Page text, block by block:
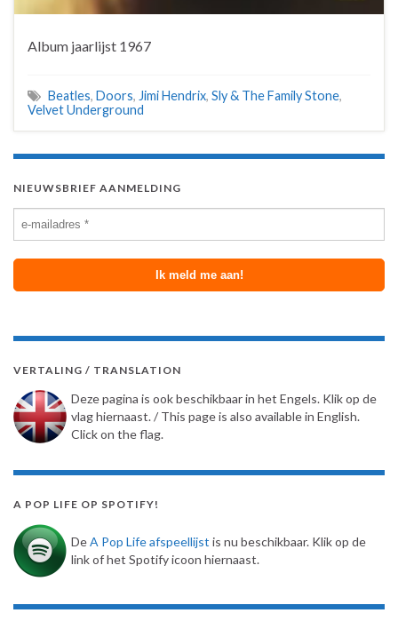
Album jaarlijst 1967
Beatles, Doors, Jimi Hendrix, Sly & The Family Stone,
Velvet Underground
NIEUWSBRIEF AANMELDING
VERTALING / TRANSLATION
Deze pagina is ook beschikbaar in het Engels. Klik op de
vlag hiernaast. / This page is also available in English.
Click on the flag.
A POP LIFE OP SPOTIFY!
DeA Pop Life afspeellijst is nu beschikbaar. Klik op de
link of het Spotify icoon hiernaast.